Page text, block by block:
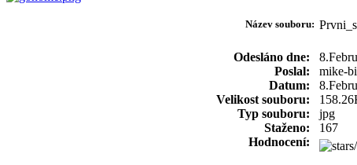
Název souboru:
Odesláno dne:
Poslal:
mike-
Datum:
Velikost souboru:
Typ souboru:
jpg
Staženo:
167
Hodnocení: